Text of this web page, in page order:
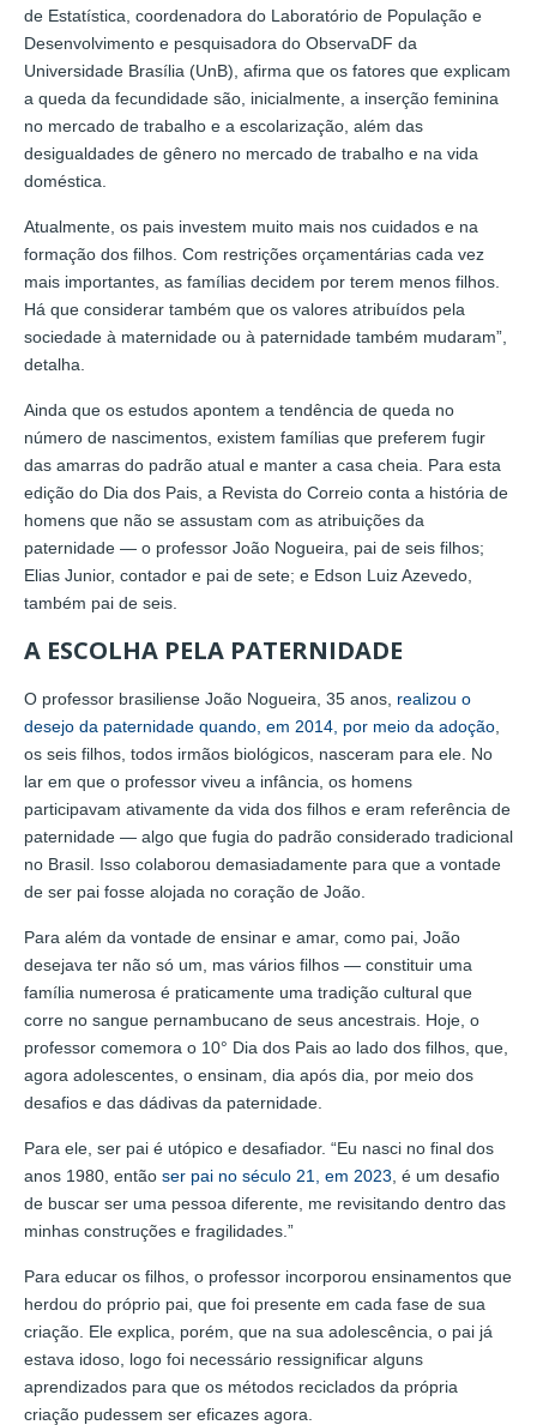
de Estatística, coordenadora do Laboratório de População e
Desenvolvimento e pesquisadora do ObservaDF da
Universidade Brasília (UnB), afirma que os fatores que explicam
a queda da fecundidade são, inicialmente, a inserção feminina
no mercado de trabalho e a escolarização, além das
desigualdades de gênero no mercado de trabalho e na vida
doméstica.
Atualmente, os pais investem muito mais nos cuidados e na
formação dos filhos. Com restrições orçamentárias cada vez
mais importantes, as famílias decidem por terem menos filhos.
Há que considerar também que os valores atribuídos pela
sociedade à maternidade ou à paternidade também mudaram”,
detalha.
Ainda que os estudos apontem a tendência de queda no
número de nascimentos, existem famílias que preferem fugir
das amarras do padrão atual e manter a casa cheia. Para esta
edição do Dia dos Pais, a Revista do Correio conta a história de
homens que não se assustam com as atribuições da
paternidade — o professor João Nogueira, pai de seis filhos;
Elias Junior, contador e pai de sete; e Edson Luiz Azevedo,
também pai de seis.
A ESCOLHA PELA PATERNIDADE
O professor brasiliense João Nogueira, 35 anos, realizou o
desejo da paternidade quando, em 2014, por meio da adoção,
os seis filhos, todos irmãos biológicos, nasceram para ele. No
lar em que o professor viveu a infância, os homens
participavam ativamente da vida dos filhos e eram referência de
paternidade — algo que fugia do padrão considerado tradicional
no Brasil. Isso colaborou demasiadamente para que a vontade
de ser pai fosse alojada no coração de João.
Para além da vontade de ensinar e amar, como pai, João
desejava ter não só um, mas vários filhos — constituir uma
família numerosa é praticamente uma tradição cultural que
corre no sangue pernambucano de seus ancestrais. Hoje, o
professor comemora o 10° Dia dos Pais ao lado dos filhos, que,
agora adolescentes, o ensinam, dia após dia, por meio dos
desafios e das dádivas da paternidade.
Para ele, ser pai é utópico e desafiador. “Eu nasci no final dos
anos 1980, então ser pai no século 21, em 2023, é um desafio
de buscar ser uma pessoa diferente, me revisitando dentro das
minhas construções e fragilidades.”
Para educar os filhos, o professor incorporou ensinamentos que
herdou do próprio pai, que foi presente em cada fase de sua
criação. Ele explica, porém, que na sua adolescência, o pai já
estava idoso, logo foi necessário ressignificar alguns
aprendizados para que os métodos reciclados da própria
criação pudessem ser eficazes agora.